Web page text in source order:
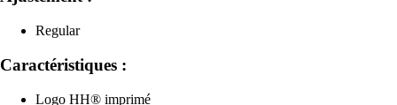
Regular
Caractéristiques :
Logo HH® imprimé